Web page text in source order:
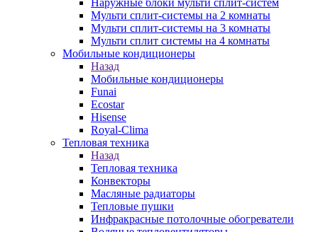
Наружные блоки мульти сплит-систем
Мульти сплит-системы на 2 комнаты
Мульти сплит-системы на 3 комнаты
Мульти сплит системы на 4 комнаты
Мобильные кондиционеры
Назад
Мобильные кондиционеры
Funai
Ecostar
Hisense
Royal-Clima
Тепловая техника
Назад
Тепловая техника
Конвекторы
Масляные радиаторы
Тепловые пушки
Инфракрасные потолочные обогреватели